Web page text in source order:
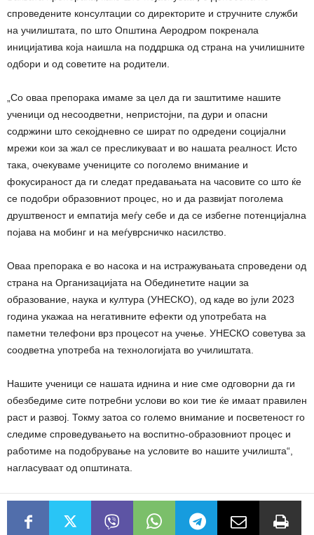
спроведените консултации со директорите и стручните служби
на училиштата, по што Општина Аеродром покренала
иницијатива која наишла на поддршка од страна на училишните
одбори и од советите на родители.
„Со оваа препорака имаме за цел да ги заштитиме нашите
ученици од несоодветни, непристојни, па дури и опасни
содржини што секојдневно се шират по одредени социјални
мрежи кои за жал се пресликуваат и во нашата реалност. Исто
така, очекуваме учениците со поголемо внимание и
фокусираност да ги следат предавањата на часовите со што ќе
се подобри образовниот процес, но и да развијат поголема
друштвеност и емпатија меѓу себе и да се избегне потенцијална
појава на мобинг и на меѓуврсничко насилство.
Оваа препорака е во насока и на истражувањата спроведени од
страна на Организацијата на Обединетите нации за
образование, наука и култура (УНЕСКО), од каде во јули 2023
година укажаа на негативните ефекти од употребата на
паметни телефони врз процесот на учење. УНЕСКО советува за
соодветна употреба на технологијата во училиштата.
Нашите ученици се нашата иднина и ние сме одговорни да ги
обезбедиме сите потребни услови во кои тие ќе имаат правилен
раст и развој. Токму затоа со големо внимание и посветеност го
следиме спроведувањето на воспитно-образовниот процес и
работиме на подобрување на условите во нашите училишта“,
нагласуваат од општината.